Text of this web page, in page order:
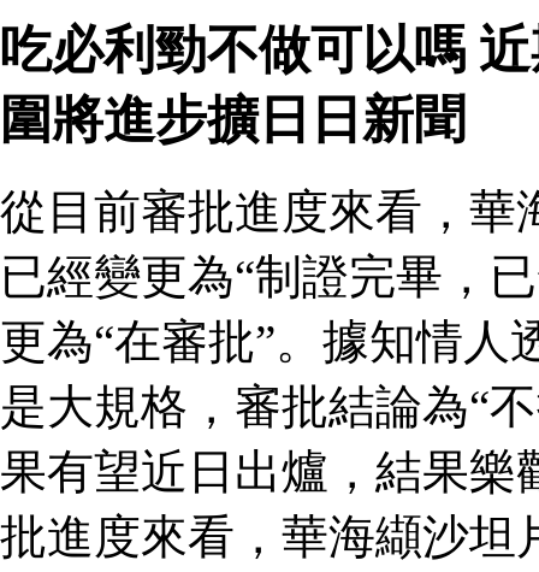
吃必利勁不做可以嗎
圍將進步擴日日新聞
從目前審批進度來看，華
已經變更為“制證完畢，
更為“在審批”。據知情
是大規格，審批結論為“
果有望近日出爐，結果樂
批進度來看，華海纈沙坦